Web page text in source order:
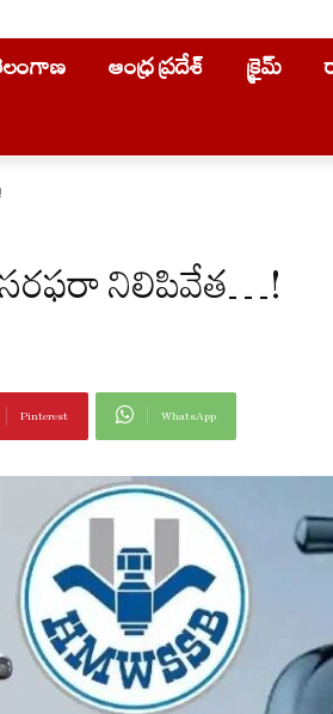
ఆంధ్ర ప్రదేశ్ క్రైమ్
సరఫరా నిలిపివేత…!
Pinterest WhatsApp